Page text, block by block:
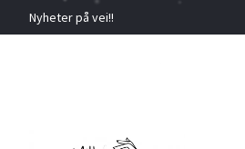
Nyheter på vei!!